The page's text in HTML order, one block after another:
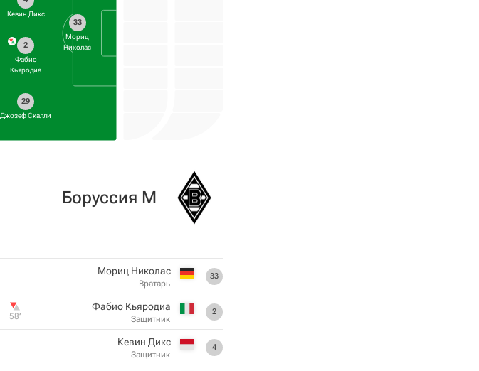
33
Мориц
Николас
Кевин Дикс
2
Фабио
Кьяродиа
29
Джозеф Скалли
Боруссия М
33
Мориц Николас
Вратарь
2
Фабио Кьяродиа
Защитник
58‎’‎
4
Кевин Дикс
Защитник